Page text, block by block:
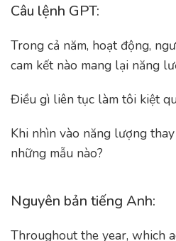
Câu lệnh GPT:
Trong cả năm, hoạt động,
cam kết nào mang lại năng
Điều gì liên tục làm tôi kiệt
Khi nhìn vào năng lượng
những mẫu nào?
Nguyên bản tiếng Anh:
Throughout the year, which